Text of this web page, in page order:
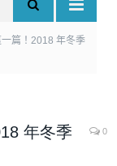
篇！2018 年冬季
年冬季
0